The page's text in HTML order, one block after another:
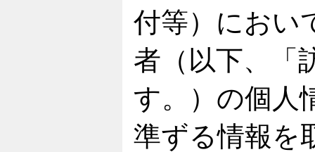
付等）におい
者（以下、「
す。）の個人
準ずる情報を